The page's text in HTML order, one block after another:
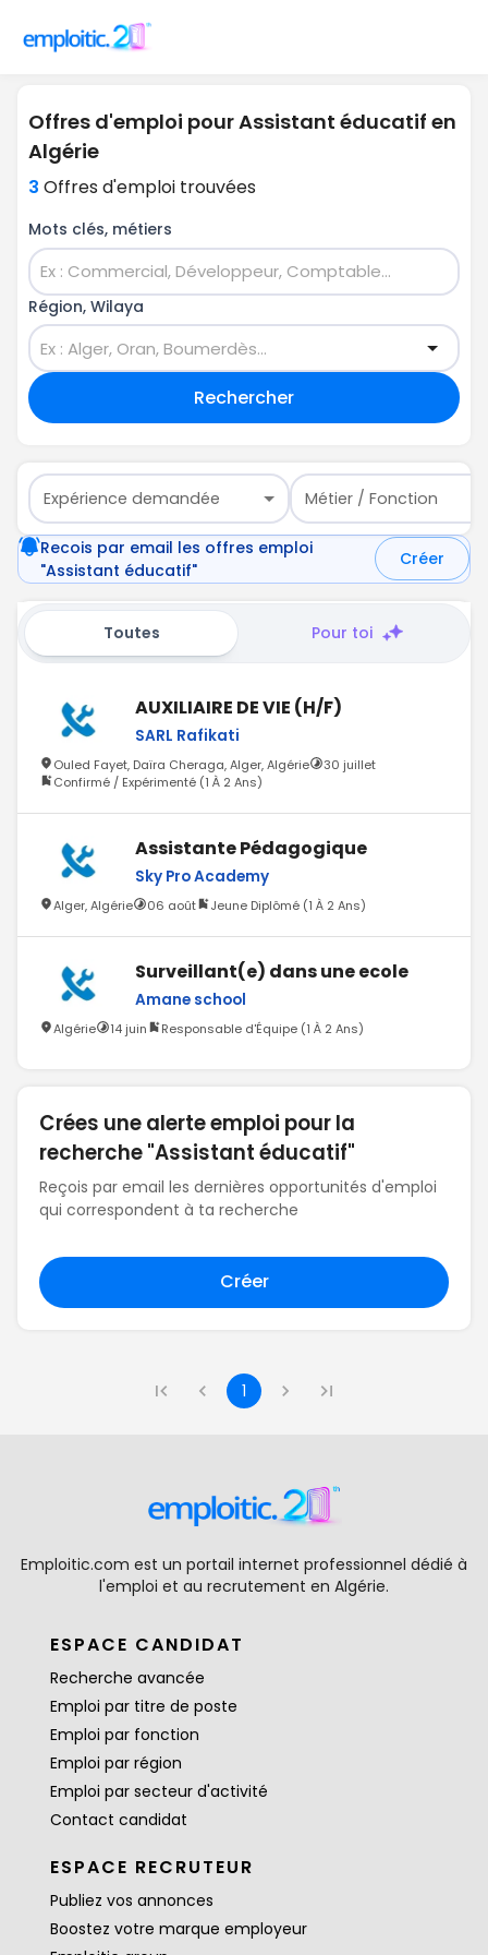
Offres d'emploi pour Assistant éducatif en
Algérie
3 Offres d'emploi trouvées
Mots clés, métiers
Région, Wilaya
Rechercher
Expérience demandée Métier / Fonction
Recois par email les offres emploi
"Assistant éducatif"
Créer
Toutes Pour toi
AUXILIAIRE DE VIE (H/F)
SARL Rafikati
Ouled Fayet, Daïra Cheraga, Alger, Algérie
30 juillet
Confirmé / Expérimenté (1 À 2 Ans)
Assistante Pédagogique
Sky Pro Academy
Alger, Algérie 06 août Jeune Diplômé (1 À 2 Ans)
Surveillant(e) dans une ecole
Amane school
Algérie 14 juin Responsable d'Équipe (1 À 2 Ans)
Crées une alerte emploi pour la
recherche "Assistant éducatif"
Reçois par email les dernières opportunités d'emploi
qui correspondent à ta recherche
Créer
1
Emploitic.com est un portail internet professionnel dédié à
l'emploi et au recrutement en Algérie.
ESPACE CANDIDAT
Recherche avancée
Emploi par titre de poste
Emploi par fonction
Emploi par région
Emploi par secteur d'activité
Contact candidat
ESPACE RECRUTEUR
Publiez vos annonces
Boostez votre marque employeur